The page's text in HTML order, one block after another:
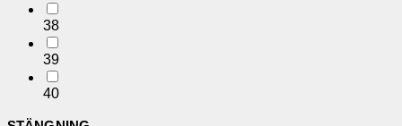
38
39
40